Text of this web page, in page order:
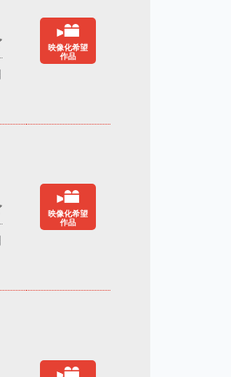
映像化希望
作品
映像化希望
作品